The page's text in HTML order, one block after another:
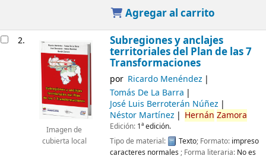
Agregar al carrito
2.
Imagen de
cubierta local
Subregiones y anclajes
territoriales del Plan de las 7
Transformaciones
por Ricardo Menéndez
Tomás De La Barra
José Luis Berroterán Núñez
Néstor Martínez
Hernán Zamora
Edición: 1ª edición.
Tipo de material:
Texto; Formato: impreso
caracteres normales ; Forma literaria: No es